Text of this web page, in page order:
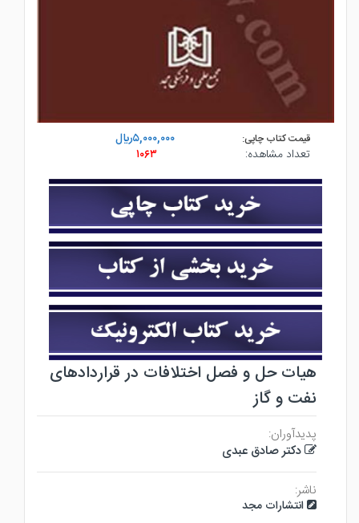
قیمت کتاب چاپی:
۵,۰۰۰,۰۰۰ريال
تعداد مشاهده:
۱۰۶۳
هیات حل و فصل اختلافات در قراردادهای
نفت و گاز
پدیدآوران:
دکتر صادق عبدی
ناشر:
انتشارات مجد